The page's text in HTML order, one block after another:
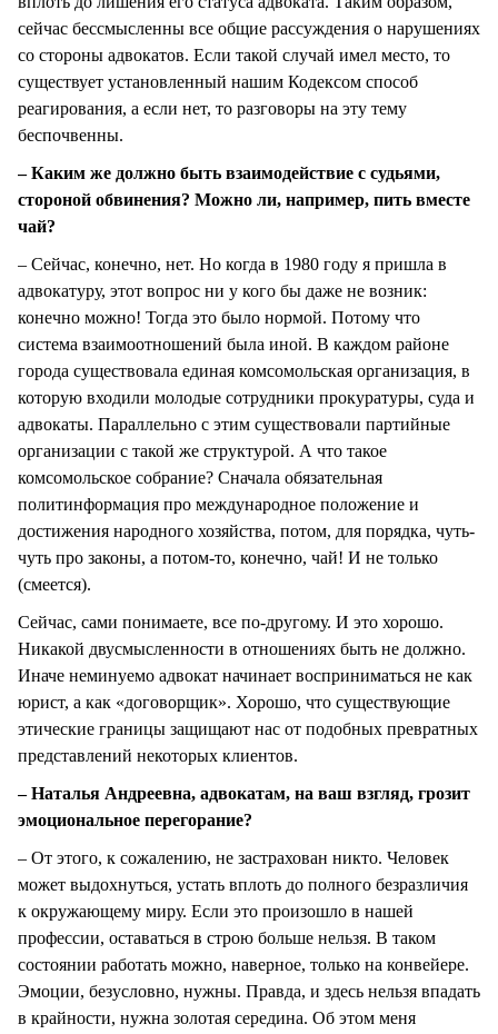
сейчас бессмысленны все общие рассуждения о нарушениях
со стороны адвокатов. Если такой случай имел место, то
существует установленный нашим Кодексом способ
реагирования, а если нет, то разговоры на эту тему
беспочвенны.
– Каким же должно быть взаимодействие с судьями,
стороной обвинения? Можно ли, например, пить вместе
чай?
– Сейчас, конечно, нет. Но когда в 1980 году я пришла в
адвокатуру, этот вопрос ни у кого бы даже не возник:
конечно можно! Тогда это было нормой. Потому что
система взаимоотношений была иной. В каждом районе
города существовала единая комсомольская организация, в
которую входили молодые сотрудники прокуратуры, суда и
адвокаты. Параллельно с этим существовали партийные
организации с такой же структурой. А что такое
комсомольское собрание? Сначала обязательная
политинформация про международное положение и
достижения народного хозяйства, потом, для порядка, чуть-
чуть про законы, а потом-то, конечно, чай! И не только
(смеется).
Сейчас, сами понимаете, все по-другому. И это хорошо.
Никакой двусмысленности в отношениях быть не должно.
Иначе неминуемо адвокат начинает восприниматься не как
юрист, а как «договорщик». Хорошо, что существующие
этические границы защищают нас от подобных превратных
представлений некоторых клиентов.
– Наталья Андреевна, адвокатам, на ваш взгляд, грозит
эмоциональное перегорание?
– От этого, к сожалению, не застрахован никто. Человек
может выдохнуться, устать вплоть до полного безразличия
к окружающему миру. Если это произошло в нашей
профессии, оставаться в строю больше нельзя. В таком
состоянии работать можно, наверное, только на конвейере.
Эмоции, безусловно, нужны. Правда, и здесь нельзя впадать
в крайности, нужна золотая середина. Об этом меня